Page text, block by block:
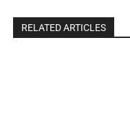
RELATED ARTICLES